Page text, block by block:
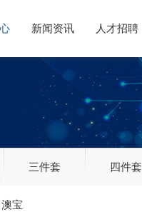
新闻资讯 人才招聘
三件套 四件套
澳宝